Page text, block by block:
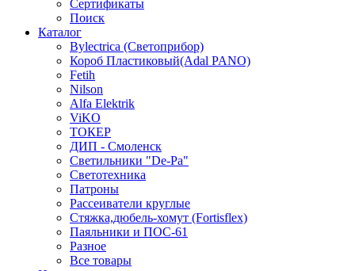
Сертификаты
Поиск
Каталог
Bylectrica (Светоприбор)
Короб Пластиковый(Adal PANO)
Fetih
Nilson
Alfa Elektrik
ViKO
ТОКЕР
ДИП - Смоленск
Светильники "De-Pa"
Светотехника
Патроны
Рассеиватели круглые
Стяжка,дюбель-хомут (Fortisflex)
Паяльники и ПОС-61
Разное
Все товары